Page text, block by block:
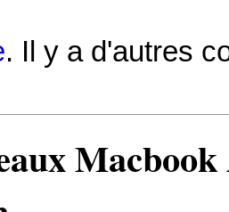
. Il y a d'autres